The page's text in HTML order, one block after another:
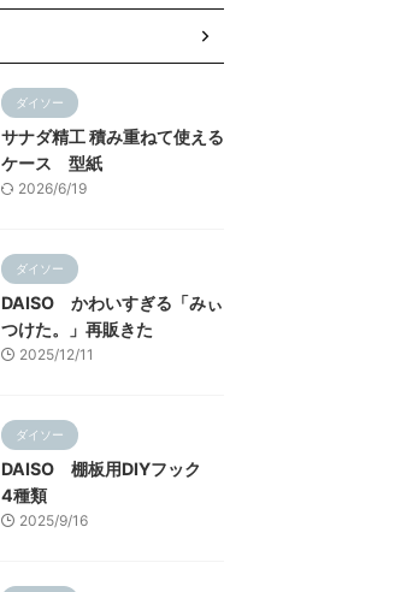
ダイソー
サナダ精工 積み重ねて使える
ケース 型紙
2026/6/19
ダイソー
DAISO かわいすぎる「みぃ
つけた。」再販きた
2025/12/11
ダイソー
DAISO 棚板用DIYフック
4種類
2025/9/16